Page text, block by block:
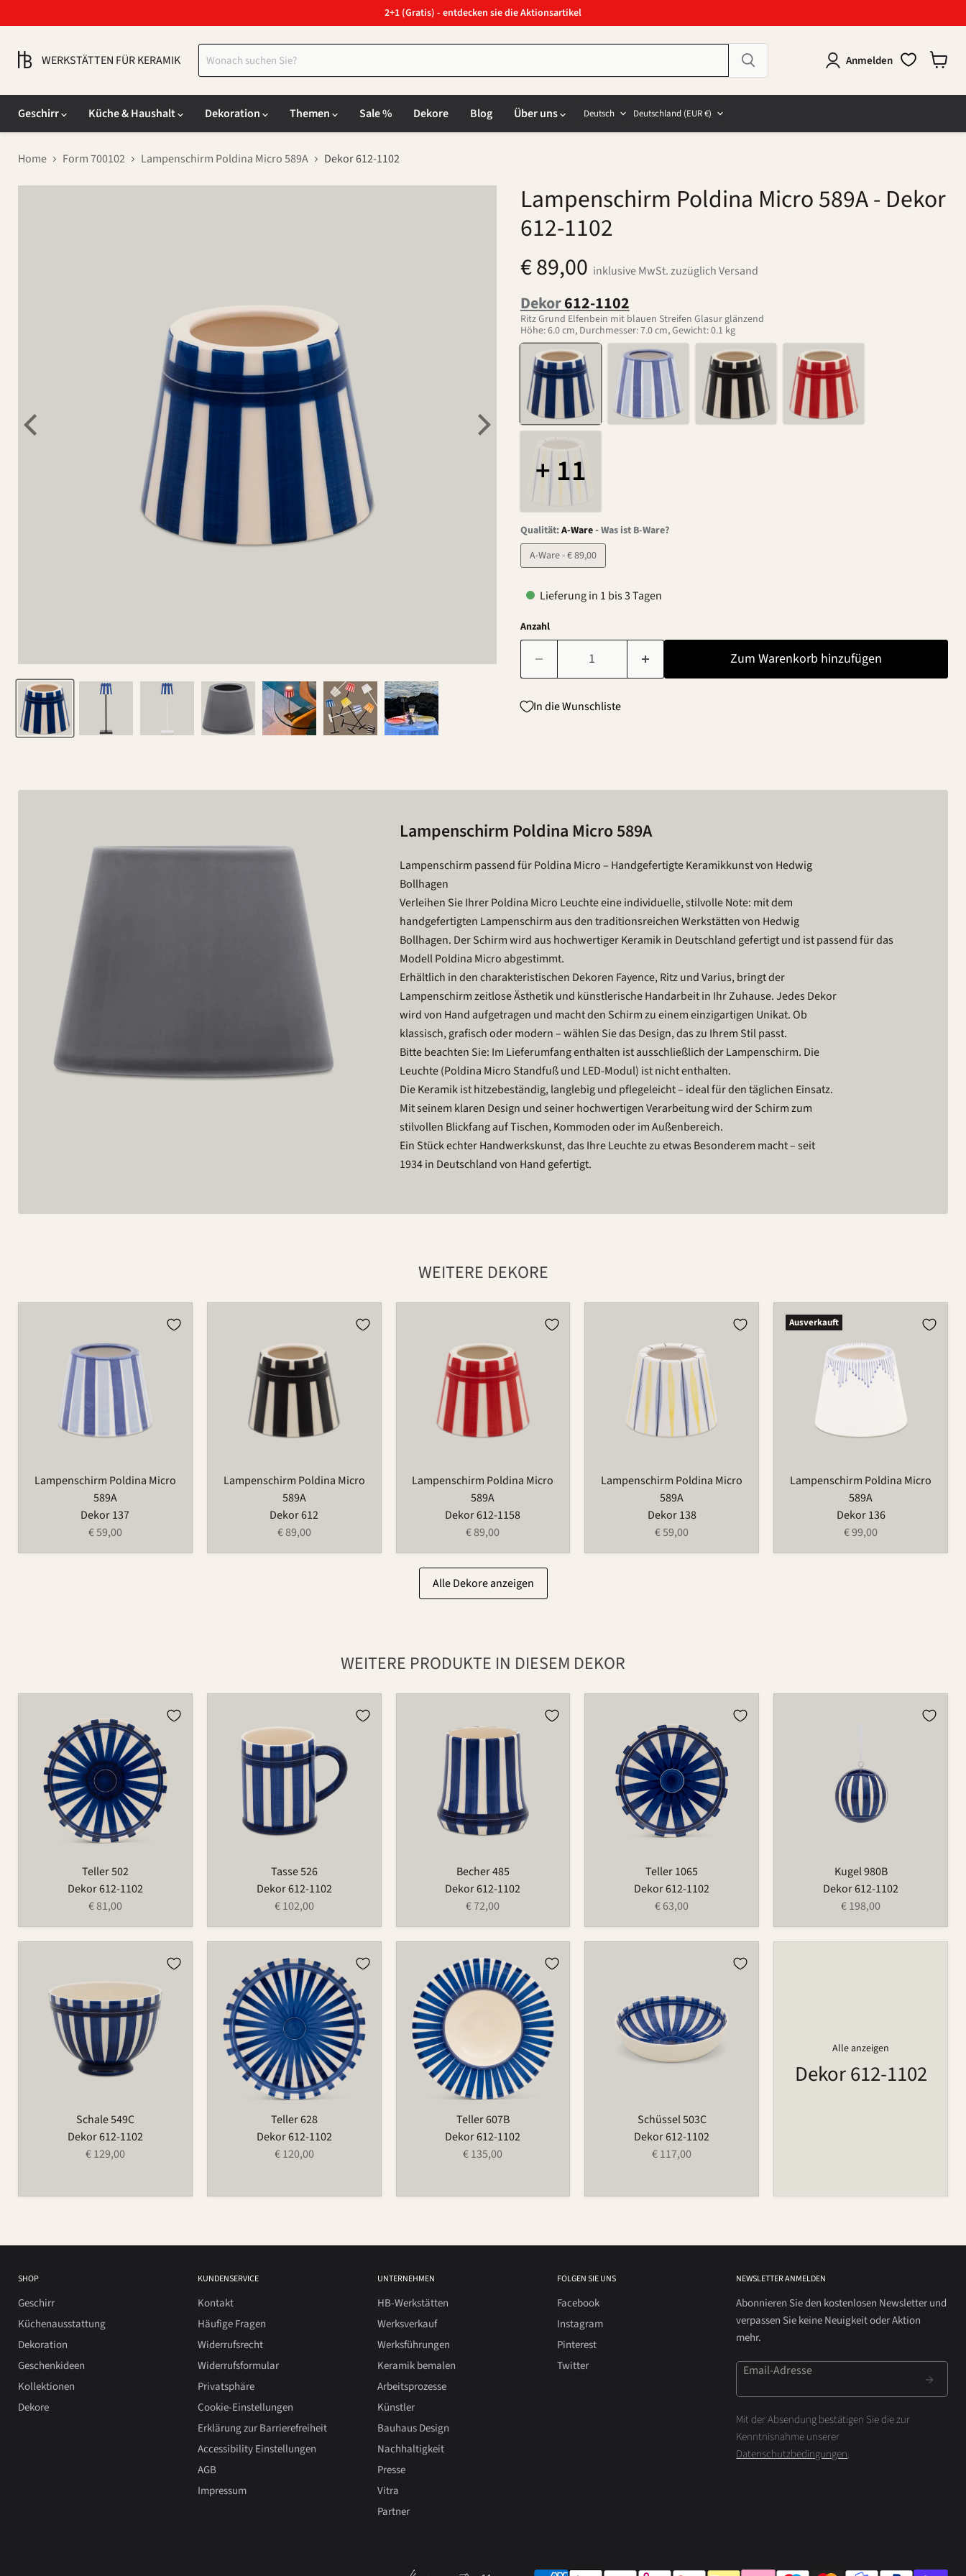
2+1 (Gratis) - entdecken sie die Aktionsartikel
WERKSTÄTTEN FÜR KERAMIK Anmelden
Geschirr
Küche & Haushalt Dekoration Themen Sale % Dekore Blog Über uns Sprache
Deutsch Land
Deutschland (EUR €)
Home Form 700102 Lampenschirm Poldina Micro 589A Dekor 612-1102
Lampenschirm Poldina Micro 589A- Dekor
612-1102
€ 89,00 inklusive MwSt. zuzüglich Versand
Dekor612-1102
Ritz Grund Elfenbein mit blauen Streifen Glasur glänzend
Höhe: 6.0 cm, Durchmesser: 7.0 cm, Gewicht: 0.1 kg
+ 11
Qualität:A-Ware-Was ist B-Ware?
A-Ware - € 89,00
Lieferung in 1 bis 3 Tagen
Anzahl
Zum Warenkorb hinzufügen
In die Wunschliste
Lampenschirm Poldina Micro 589A
Lampenschirm passend für Poldina Micro – Handgefertigte Keramikkunst von Hedwig
Bollhagen
Verleihen Sie Ihrer Poldina Micro Leuchte eine individuelle, stilvolle Note: mit dem
handgefertigten Lampenschirm aus den traditionsreichen Werkstätten von Hedwig
Bollhagen. Der Schirm wird aus hochwertiger Keramik in Deutschland gefertigt und ist passend für das
Modell Poldina Micro abgestimmt.
Erhältlich in den charakteristischen Dekoren Fayence, Ritz und Varius, bringt der
Lampenschirm zeitlose Ästhetik und künstlerische Handarbeit in Ihr Zuhause. Jedes Dekor
wird von Hand aufgetragen und macht den Schirm zu einem einzigartigen Unikat. Ob
klassisch, grafisch oder modern – wählen Sie das Design, das zu Ihrem Stil passt.
Bitte beachten Sie: Im Lieferumfang enthalten ist ausschließlich der Lampenschirm. Die
Leuchte (Poldina Micro Standfuß und LED-Modul) ist nicht enthalten.
Die Keramik ist hitzebeständig, langlebig und pflegeleicht – ideal für den täglichen Einsatz.
Mit seinem klaren Design und seiner hochwertigen Verarbeitung wird der Schirm zum
stilvollen Blickfang auf Tischen, Kommoden oder im Außenbereich.
Ein Stück echter Handwerkskunst, das Ihre Leuchte zu etwas Besonderem macht – seit
1934 in Deutschland von Hand gefertigt.
WEITERE DEKORE
Lampenschirm Poldina Micro
589A
Dekor 137
€ 59,00
Lampenschirm Poldina Micro
589A
Dekor 612
€ 89,00
Lampenschirm Poldina Micro
589A
Dekor 612-1158
€ 89,00
Lampenschirm Poldina Micro
589A
Dekor 138
€ 59,00
Ausverkauft
Lampenschirm
Poldina
Lampenschirm Poldina Micro
589A
Dekor 136
€ 99,00
Alle Dekore anzeigen
WEITERE PRODUKTE IN DIESEM DEKOR
Teller 502
Dekor 612-1102
€ 81,00
Tasse 526
Dekor 612-1102
€ 102,00
Becher 485
Dekor 612-1102
€ 72,00
Teller 1065
Dekor 612-1102
€ 63,00
Kugel 980B
Dekor 612-1102
€ 198,00
Schale 549C
Dekor 612-1102
€ 129,00
Teller 628
Dekor 612-1102
€ 120,00
Teller 607B
Dekor 612-1102
€ 135,00
Schüssel 503C
Dekor 612-1102
€ 117,00
Alle anzeigen
Dekor 612-1102
SHOP
Geschirr
Küchenausstattung
Dekoration
Geschenkideen
Kollektionen
Dekore
KUNDENSERVICE
Kontakt
Häufige Fragen
Widerrufsrecht
Widerrufsformular
Privatsphäre
Cookie-Einstellungen
Erklärung zur Barrierefreiheit
Accessibility Einstellungen
AGB
Impressum
UNTERNEHMEN
HB-Werkstätten
Werksverkauf
Werksführungen
Keramik bemalen
Arbeitsprozesse
Künstler
Bauhaus Design
Nachhaltigkeit
Presse
Vitra
Partner
FOLGEN SIE UNS
Facebook
Instagram
Pinterest
Twitter
NEWSLETTER ANMELDEN
Abonnieren Sie den kostenlosen Newsletter und
verpassen Sie keine Neuigkeit oder Aktion
mehr.
Email-Adresse
Mit der Absendung bestätigen Sie die zur
Kenntnisnahme unserer
Datenschutzbedingungen.